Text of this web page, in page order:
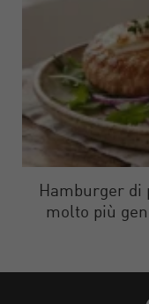
Hamburger di
molto più